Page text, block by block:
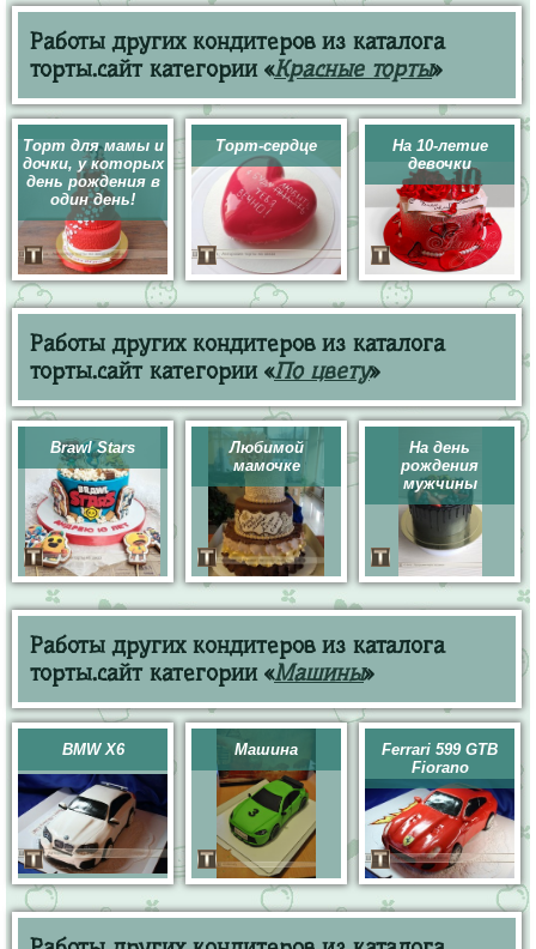
Работы других кондитеров из каталога
торты.сайт категории «Красные торты»
Торт для мамы и
дочки, у которых
день рождения в
один день!
Торт-сердце
На 10-летие
девочки
Работы других кондитеров из каталога
торты.сайт категории «По цвету»
Brawl Stars
Любимой
мамочке
На день
рождения
мужчины
Работы других кондитеров из каталога
торты.сайт категории «Машины»
BMW X6 Машина
Ferrari 599 GTB
Fiorano